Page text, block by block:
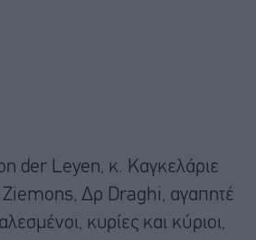
der Leyen, κ. Καγκελάριε
Δρ Draghi, αγαπητέ
κυρίες και κύριοι,